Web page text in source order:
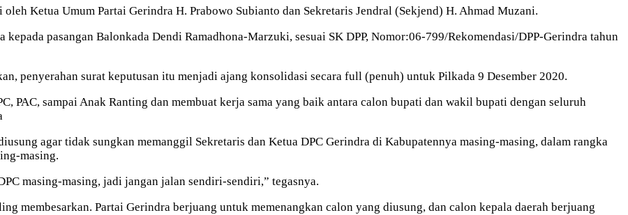
Ketua Umum Partai Gerindra H. Prabowo Subianto dan Sekretaris Jendral (Sekjend) H. Ahmad Muzani.
pasangan Balonkada Dendi Ramadhona-Marzuki, sesuai SK DPP, Nomor:06-799/Rekomendasi/DPP-Gerindra tahun
penyerahan surat keputusan itu menjadi ajang konsolidasi secara full (penuh) untuk Pilkada 9 Desember 2020.
PAC, sampai Anak Ranting dan membuat kerja sama yang baik antara calon bupati dan wakil bupati dengan seluruh
agar tidak sungkan memanggil Sekretaris dan Ketua DPC Gerindra di Kabupatennya masing-masing, dalam rangka
masing.
masing-masing, jadi jangan jalan sendiri-sendiri,” tegasnya.
membesarkan. Partai Gerindra berjuang untuk memenangkan calon yang diusung, dan calon kepala daerah berjuang